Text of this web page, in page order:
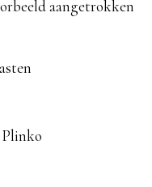
aangetrokken
Plinko